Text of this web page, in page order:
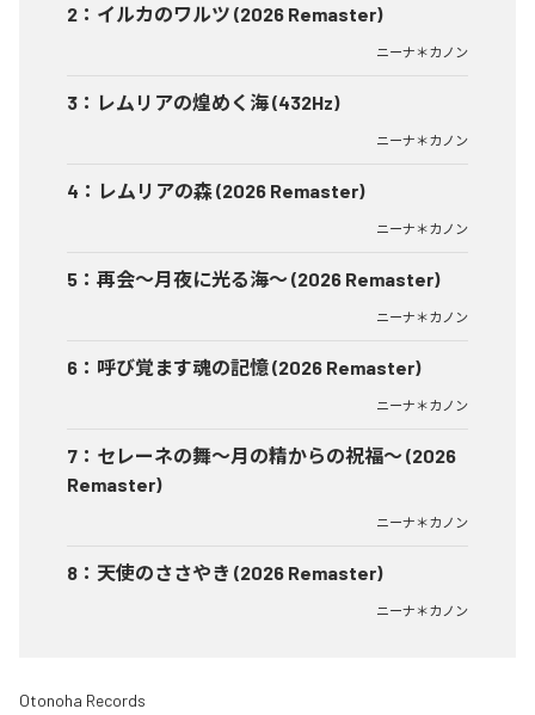
2 ： イルカのワルツ (2026 Remaster)
ニーナ＊カノン
3 ： レムリアの煌めく海 (432Hz)
ニーナ＊カノン
4 ： レムリアの森 (2026 Remaster)
ニーナ＊カノン
5 ： 再会〜月夜に光る海〜 (2026 Remaster)
ニーナ＊カノン
6 ： 呼び覚ます魂の記憶 (2026 Remaster)
ニーナ＊カノン
7 ： セレーネの舞〜月の精からの祝福〜 (2026
Remaster)
ニーナ＊カノン
8 ： 天使のささやき (2026 Remaster)
ニーナ＊カノン
Otonoha Records